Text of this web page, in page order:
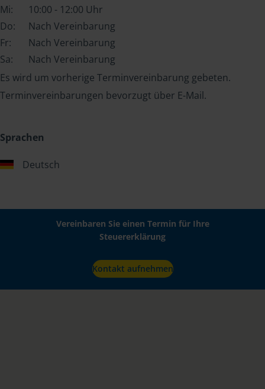
Mi:
10:00 - 12:00 Uhr
Do:
Nach Vereinbarung
Fr:
Nach Vereinbarung
Sa:
Nach Vereinbarung
Es wird um vorherige Terminvereinbarung gebeten.
Terminvereinbarungen bevorzugt über E-Mail.
Sprachen
Deutsch
Vereinbaren Sie einen Termin für Ihre
Steuererklärung
Kontakt aufnehmen